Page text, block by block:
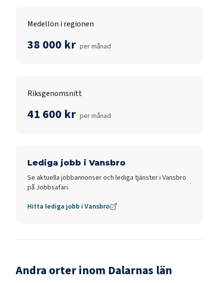
Medellön i regionen
38 000 kr per månad
Riksgenomsnitt
41 600 kr per månad
Lediga jobb i Vansbro
Se aktuella jobbannonser och lediga tjänster i Vansbro
på Jobbsafari.
Hitta lediga jobb i Vansbro
Andra orter inom Dalarnas län